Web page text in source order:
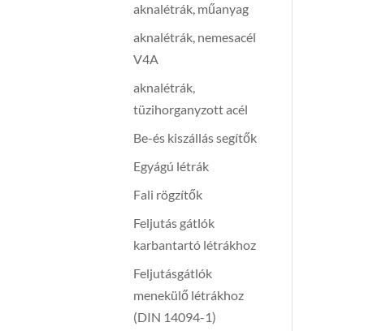
aknalétrák, műanyag
aknalétrák, nemesacél
V4A
aknalétrák,
tüzihorganyzott acél
Be-és kiszállás segítők
Egyágú létrák
Fali rögzítők
Feljutás gátlók
karbantartó létrákhoz
Feljutásgátlók
menekülő létrákhoz
(DIN 14094-1)